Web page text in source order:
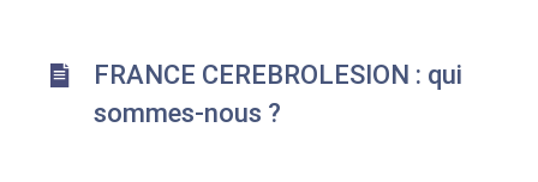
FRANCE CEREBROLESION : qui
sommes-nous ?